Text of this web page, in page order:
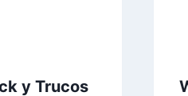
y Trucos